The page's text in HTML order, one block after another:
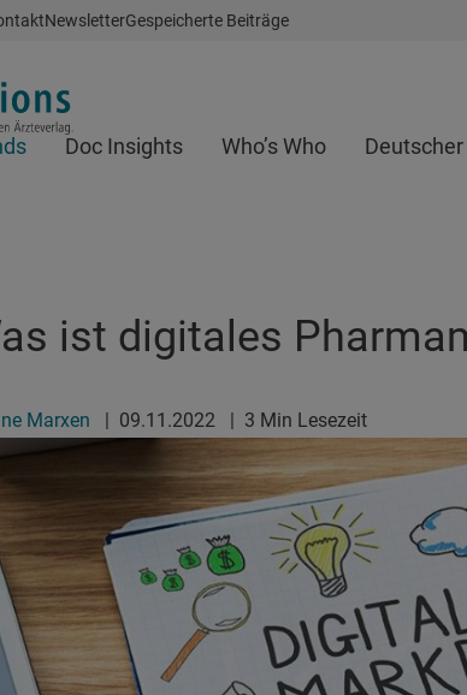
NewsletterGespeicherte Beiträge
Doc Insights Who’s Who Deutscher
ist digitales
Marxen | 09.11.2022 | 3 Min Lesezeit